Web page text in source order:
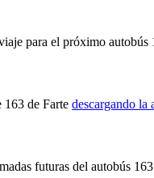
para el próximo autobús
163 de Farte descargando la
futuras del autobús